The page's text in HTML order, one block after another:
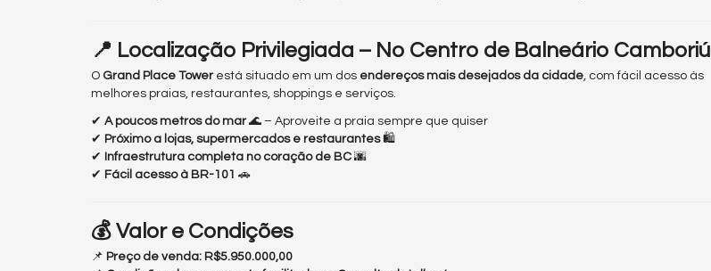
📍 Localização Privilegiada – No Centro de Balneário Camboriú
O Grand Place Towerestá situado em um dos endereços mais desejados da cidade, com fácil acesso às
melhores praias, restaurantes, shoppings e serviços.
✔ A poucos metros do mar🌊 – Aproveite a praia sempre que quiser
✔ Próximo a lojas, supermercados e restaurantes🛍️
✔ Infraestrutura completa no coração de BC 🌆
✔ Fácil acesso à BR-101 🚗
💰 Valor e Condições
📌 Preço de venda: R$5.950.000,00